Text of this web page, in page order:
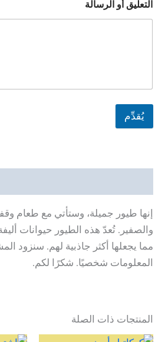
التعليق أو الرسالة
يُقدِّم
إنها طيور جميلة، وستأتي مع طعام
والصفير. تُعدّ هذه الطيور حيوانات
مما يجعلها أكثر جاذبية لهم. سنزود
المعلومات شخصيًا. شكرًا لكم.
المنتجات ذات الصلة